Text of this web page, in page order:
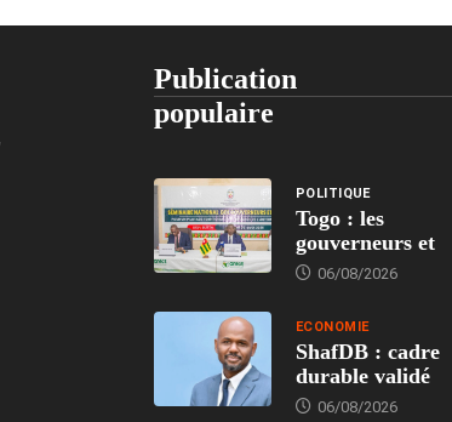
Publication
populaire
POLITIQUE
Togo : les
gouverneurs et
06/08/2026
ECONOMIE
ShafDB : cadre
durable validé
06/08/2026